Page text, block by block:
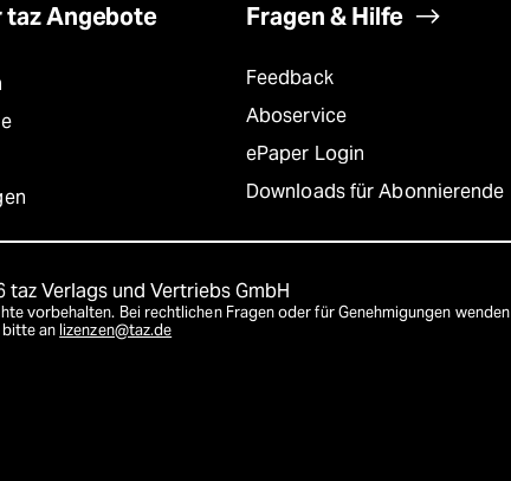
taz Angebote Fragen & Hilfe
Feedback
Aboservice
ePaper Login
Downloads für Abonnierende
taz Verlags und Vertriebs GmbH
vorbehalten. Bei rechtlichen Fragen oder für Genehmigungen wenden
an lizenzen@taz.de